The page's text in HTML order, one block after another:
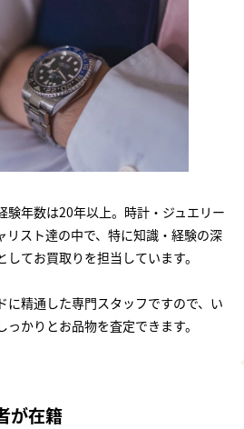
験年数は20年以上。時計・ジュエリー
リスト達の中で、特に知識・経験の深
てお買取りを担当しています。
に精通した専門スタッフですので、い
かりとお品物を査定できます。
が在籍